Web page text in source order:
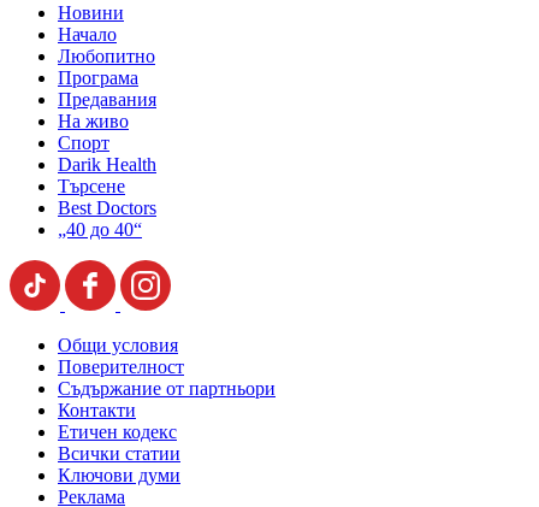
Новини
Начало
Любопитно
Програма
Предавания
На живо
Спорт
Darik Health
Търсене
Best Doctors
„40 до 40“
Общи условия
Поверителност
Съдържание от партньори
Контакти
Етичен кодекс
Всички статии
Ключови думи
Реклама